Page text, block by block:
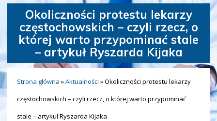
Okoliczności protestu lekarzy
częstochowskich – czyli rzecz, o
której warto przypominać stale
– artykuł Ryszarda Kijaka
Strona główna »Aktualności »Okoliczności protestu lekarzy
częstochowskich – czyli rzecz, o której warto przypominać
stale – artykuł Ryszarda Kijaka